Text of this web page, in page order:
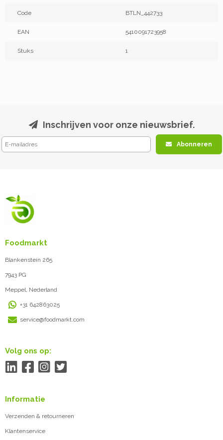
Code BTLN_442733
EAN 5410091723958
Stuks 1
Inschrijven voor onze nieuwsbrief.
Abonneren
Foodmarkt
Blankenstein 265
7943 PG
Meppel, Nederland
+31 642863025
service@foodmarkt.com
Volg ons op:
Informatie
Verzenden & retourneren
Klantenservice